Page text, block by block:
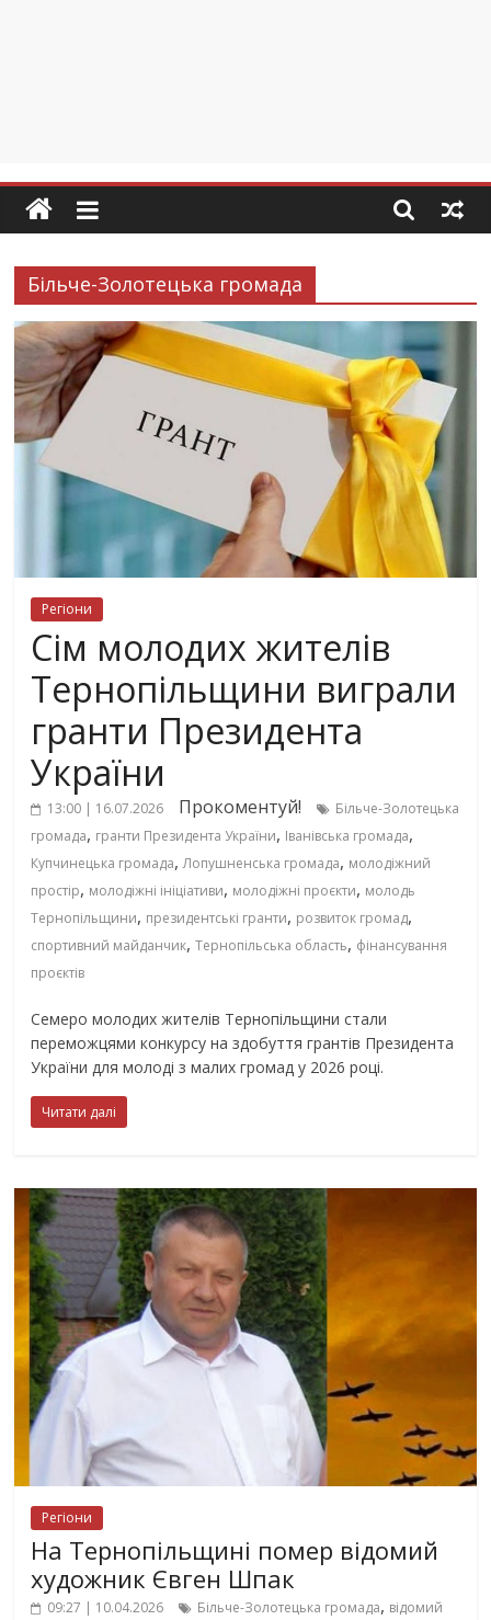
Більче-Золотецька громада
Регіони
Сім молодих жителів
Тернопільщини виграли
гранти Президента
України
13:00 | 16.07.2026 Прокоментуй!
Більче-Золотецька
громада, гранти Президента України, Іванівська громада,
Купчинецька громада,Лопушненська громада, молодіжний
простір, молодіжні ініціативи, молодіжні проєкти, молодь
Тернопільщини, президентські гранти, розвиток громад,
спортивний майданчик,Тернопільська область, фінансування
проєктів
Семеро молодих жителів Тернопільщини стали
переможцями конкурсу на здобуття грантів Президента
України для молоді з малих громад у 2026 році.
Читати далі
Регіони
На Тернопільщині помер відомий
художник Євген Шпак
09:27 | 10.04.2026 Більче-Золотецька громада, відомий